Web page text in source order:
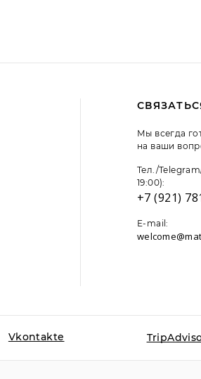
Мы всегда
на ваши
Тел./
19:00):
+7 (921)
E-mail:
на использование данных
Vkontakte